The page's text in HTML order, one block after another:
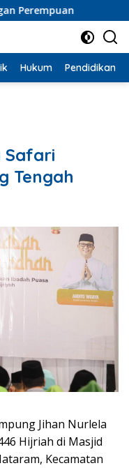
Hukum Pendidikan
Safari
Tengah
Jihan Nurlela
Hijriah di Masjid
Kecamatan